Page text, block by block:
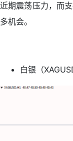
近期震荡压力，而
多机会。
白银（